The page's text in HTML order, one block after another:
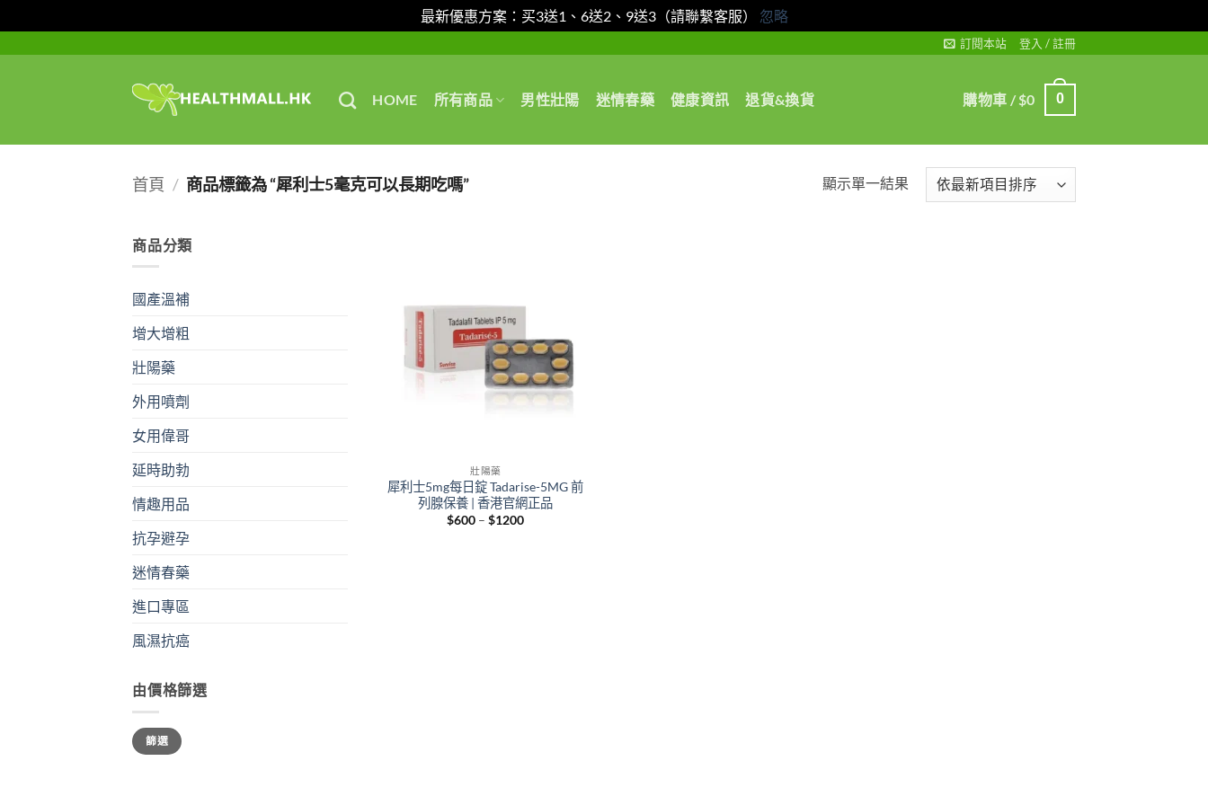
最新優惠方案：买3送1、6送2、9送3（請聯繫客服） 忽略
訂閱本站 登入 / 註冊
HOME 所有商品 男性壯陽 迷情春藥 健康資訊 退貨&換貨 購物車 /$0 0
首頁 / 商品標籤為 “犀利士5毫克可以長期吃嗎” 顯示單一結果
商品分類
國產溫補
增大增粗
壯陽藥
外用噴劑
女用偉哥
延時助勃
情趣用品
抗孕避孕
迷情春藥
進口專區
風濕抗癌
由價格篩選
最
低
價
最
高
價
篩選
壯陽藥
犀利士5mg每日錠 Tadarise-5MG 前
列腺保養 | 香港官網正品
$600 – $1200Price